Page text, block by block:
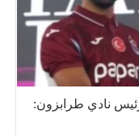
بـ4 مرات».. رئيس نادي طرابزون: